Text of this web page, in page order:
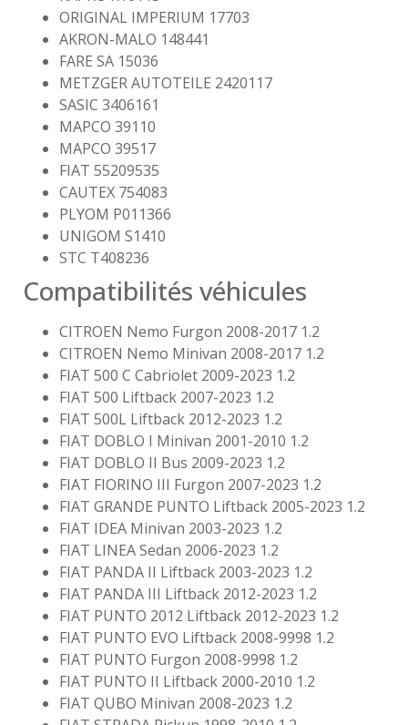
ORIGINAL IMPERIUM 17703
AKRON-MALO 148441
FARE SA 15036
METZGER AUTOTEILE 2420117
SASIC 3406161
MAPCO 39110
MAPCO 39517
FIAT 55209535
CAUTEX 754083
PLYOM P011366
UNIGOM S1410
STC T408236
Compatibilités véhicules
CITROEN Nemo Furgon 2008-2017 1.2
CITROEN Nemo Minivan 2008-2017 1.2
FIAT 500 C Cabriolet 2009-2023 1.2
FIAT 500 Liftback 2007-2023 1.2
FIAT 500L Liftback 2012-2023 1.2
FIAT DOBLO I Minivan 2001-2010 1.2
FIAT DOBLO II Bus 2009-2023 1.2
FIAT FIORINO III Furgon 2007-2023 1.2
FIAT GRANDE PUNTO Liftback 2005-2023 1.2
FIAT IDEA Minivan 2003-2023 1.2
FIAT LINEA Sedan 2006-2023 1.2
FIAT PANDA II Liftback 2003-2023 1.2
FIAT PANDA III Liftback 2012-2023 1.2
FIAT PUNTO 2012 Liftback 2012-2023 1.2
FIAT PUNTO EVO Liftback 2008-9998 1.2
FIAT PUNTO Furgon 2008-9998 1.2
FIAT PUNTO II Liftback 2000-2010 1.2
FIAT QUBO Minivan 2008-2023 1.2